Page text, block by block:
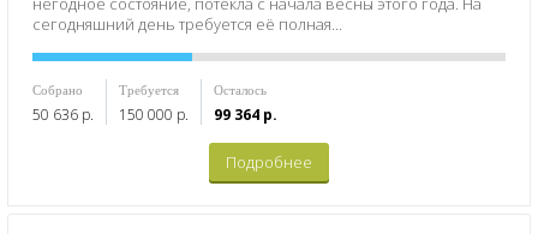
сегодняшний день требуется её полная...
Собрано
50 636 р.
Требуется
150 000 р.
Осталось
99 364 р.
Подробнее